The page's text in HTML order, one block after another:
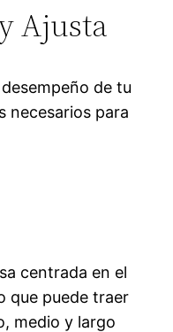
Ajusta
de tu
necesarios para
centrada en el
que puede traer
medio y largo